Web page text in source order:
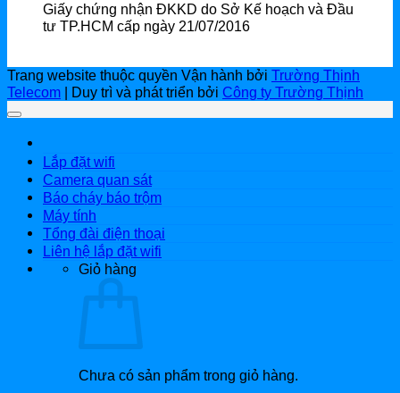
Giấy chứng nhận ĐKKD do Sở Kế hoạch và Đầu
tư TP.HCM cấp ngày 21/07/2016
Trang website thuộc quyền Vận hành bởi Trường Thịnh
Telecom | Duy trì và phát triển bởi Công ty Trường Thịnh
Lắp đặt wifi
Camera quan sát
Báo cháy báo trộm
Máy tính
Tổng đài điện thoại
Liên hệ lắp đặt wifi
Giỏ hàng
Chưa có sản phẩm trong giỏ hàng.